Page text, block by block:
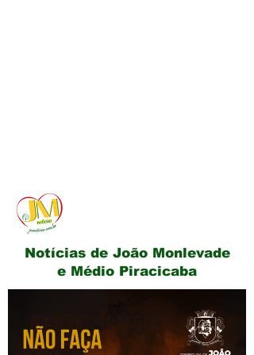
Notícias de João Monlevade
e Médio Piracicaba